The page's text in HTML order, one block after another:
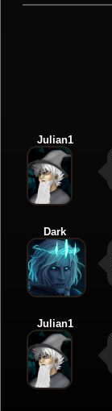
Julian1
Dark
Julian1